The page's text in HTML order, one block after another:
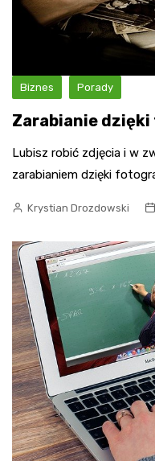
Biznes Porady
Zarabianie
Lubisz robić zdjęcia i w
zarabianiem dzięki
Krystian Drozdowski